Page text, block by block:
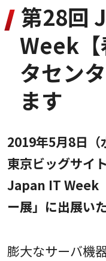
第28回
Week【
タセン
ます
2019年5月8日（
東京ビッグサイ
Japan IT Week
ー展」に出展い
膨大なサーバ機